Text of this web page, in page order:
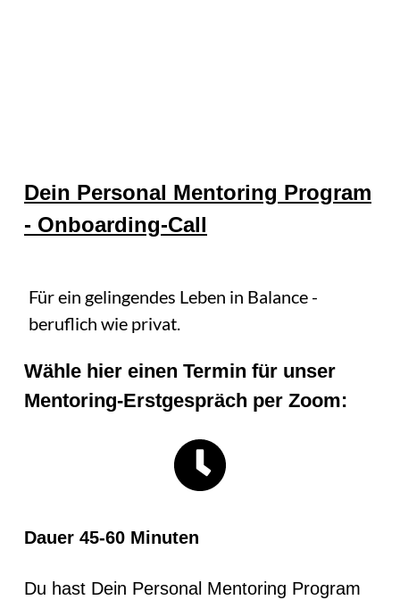
Dein Personal Mentoring Program
- Onboarding-Call
Für ein gelingendes Leben in Balance -
beruflich wie privat.
Wähle hier einen Termin für unser
Mentoring-Erstgespräch per Zoom:
Dauer 45-60 Minuten
Du hast Dein Personal Mentoring Program